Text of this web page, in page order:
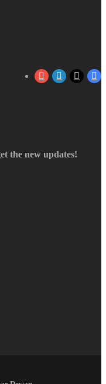
X
LinkedIn
YouTube
the new updates!